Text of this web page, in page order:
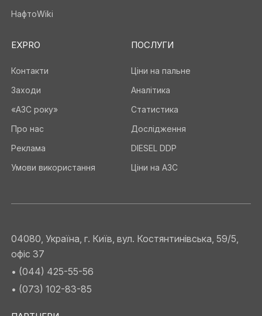
НафтоWiki
EXPRO
Контакти
Заходи
«АЗС року»
Про нас
Реклама
Умови використання
ПОСЛУГИ
Ціни на пальне
Аналітика
Статистика
Дослідження
DIESEL DDP
Ціни на АЗС
04080, Україна, г. Київ, вул. Костянтинівська, 59/5,
офіс 37
• (044) 425-55-56
• (073) 102-83-85